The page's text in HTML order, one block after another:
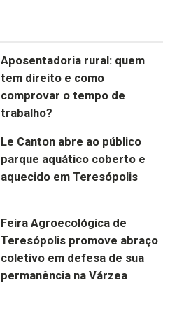
Aposentadoria rural: quem
tem direito e como
comprovar o tempo de
trabalho?
Le Canton abre ao público
parque aquático coberto e
aquecido em Teresópolis
Feira Agroecológica de
Teresópolis promove abraço
coletivo em defesa de sua
permanência na Várzea